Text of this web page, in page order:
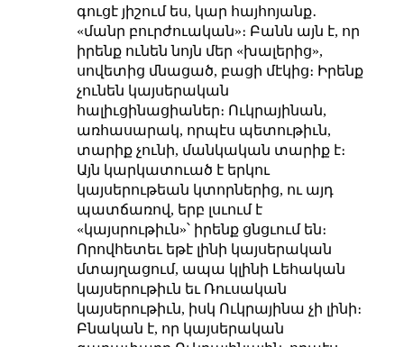
գուցէ յիշում ես, կար հայհոյանք․
«մանր բուրժուական»։ Բանն այն է, որ
իրենք ունեն նոյն մեր «խալերից»,
սովետից մնացած, բացի մէկից։ Իրենք
չունեն կայսերական
հալիւցինացիաներ։ Ուկրայինան,
առհասարակ, որպէս պետութիւն,
տարիք չունի, մանկական տարիք է։
Այն կարկատուած է երկու
կայսերութեան կտորներից, ու այդ
պատճառով, երբ լսւում է
«կայսրութիւն»՝ իրենք ցնցւում են։
Որովհետեւ եթէ լինի կայսերական
մտայղացում, ապա կլինի Լեհական
կայսերութիւն եւ Ռուսական
կայսերութիւն, իսկ Ուկրայինա չի լինի։
Բնական է, որ կայսերական